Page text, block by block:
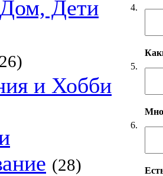
Дети
и Хобби
(28)
4.
5.
6.